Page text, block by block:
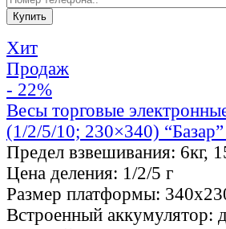
Хит
Продаж
- 22%
Весы торговые
(1/2/5/10; 230×340)
Предел взвешивания: 6кг,
Цена деления: 1/2/5 г
Размер платформы:
Встроенный аккумулятор: